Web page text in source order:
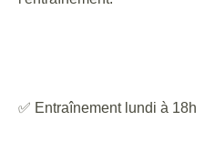
✅ Entraînement lundi à 18h